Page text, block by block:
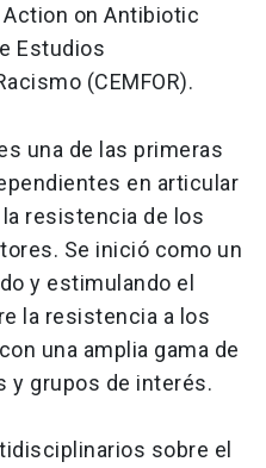
Action on Antibiotic
Estudios
(CEMFOR).
una de las primeras
en articular
resistencia de los
Se inició como un
y estimulando el
la resistencia a los
una amplia gama de
y grupos de interés.
sobre el